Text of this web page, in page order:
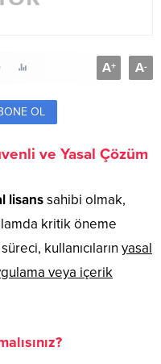
A+ A-
OL
ve Yasal Çözüm
lisanssahibi olmak,
kritik öneme
kullanıcıların yasal
veya içerik